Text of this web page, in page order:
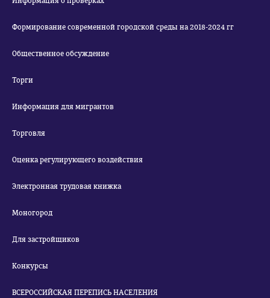
Формирование современной городской среды на 2018-2024 гг
Общественное обсуждение
Торги
Информация для мигрантов
Торговля
Оценка регулирующего воздействия
Электронная трудовая книжка
Моногород
Для застройщиков
Конкурсы
ВСЕРОССИЙСКАЯ ПЕРЕПИСЬ НАСЕЛЕНИЯ